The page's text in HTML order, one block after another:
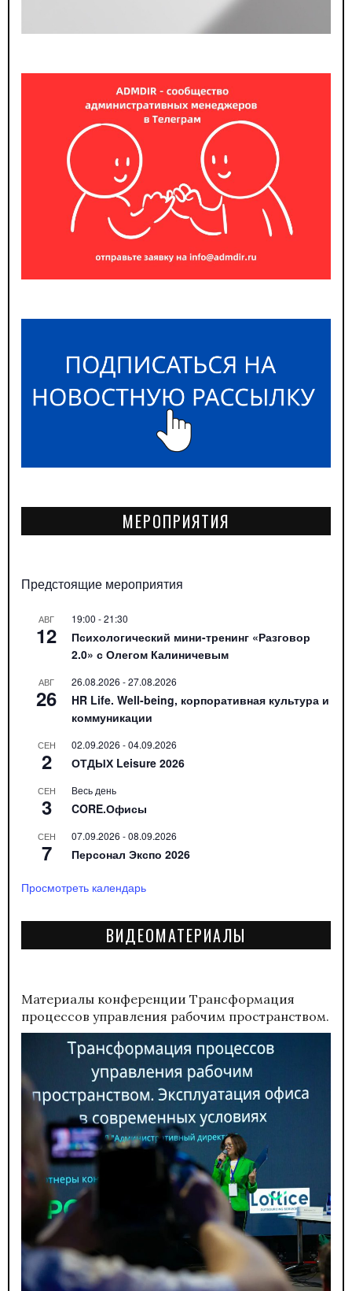
МЕРОПРИЯТИЯ
Предстоящие мероприятия
АВГ
12
19:00 -21:30
Психологический мини-тренинг «Разговор
2.0» с Олегом Калиничевым
АВГ
26
26.08.2026 -27.08.2026
HR Life. Well-being, корпоративная культура и
коммуникации
СЕН
2
02.09.2026 -04.09.2026
ОТДЫХ Leisure 2026
СЕН
3
Весь день
CORE.Офисы
СЕН
7
07.09.2026 -08.09.2026
Персонал Экспо 2026
Просмотреть календарь
ВИДЕОМАТЕРИАЛЫ
Материалы конференции Трансформация
процессов управления рабочим пространством.